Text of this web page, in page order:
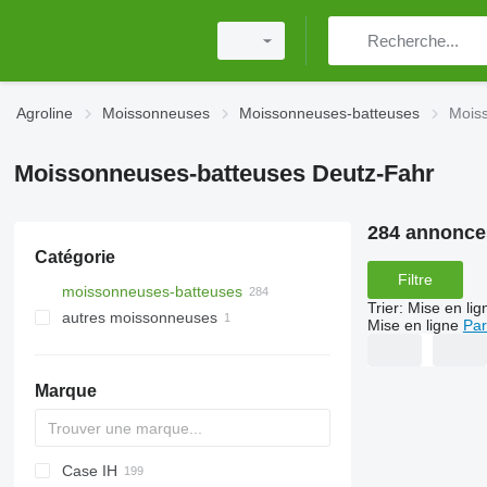
Agroline Moissonneuses Moissonneuses-batteuses
Moissonneuses-batteuses Deutz-Fahr
Catégorie
moissonneuses-batteuses
autres moissonneuses
Marque
Case IH
284
Filtre
Trier: Mise en
Mise en ligne